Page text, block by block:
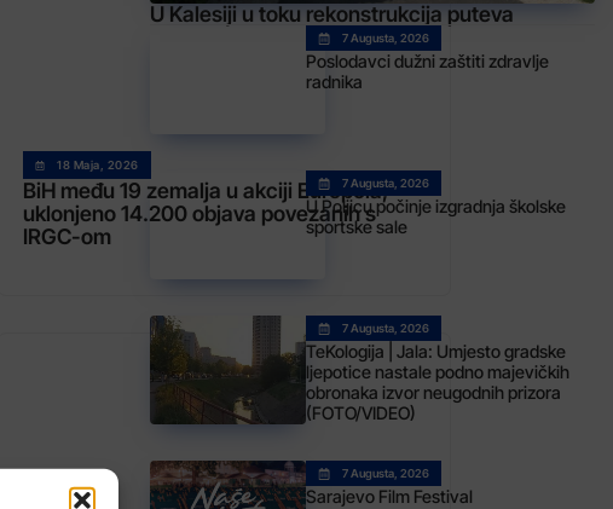
18 Maja, 2026
BiH među 19 zemalja u akciji Europola,
uklonjeno 14.200 objava povezanih s
IRGC-om
U Kalesiji u toku rekonstrukcija puteva
7 Augusta, 2026
Poslodavci dužni zaštiti zdravlje
radnika
7 Augusta, 2026
U Poljicu počinje izgradnja školske
sportske sale
7 Augusta, 2026
TeKologija | Jala: Umjesto gradske
ljepotice nastale podno majevičkih
obronaka izvor neugodnih prizora
(FOTO/VIDEO)
7 Augusta, 2026
Sarajevo Film Festival